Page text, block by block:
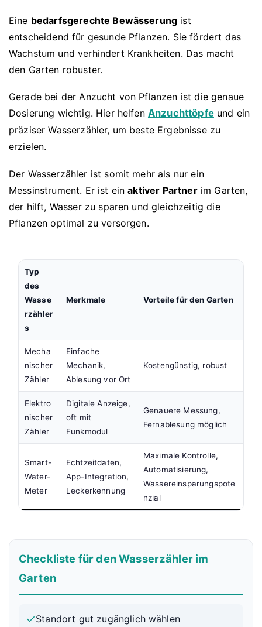
Eine bedarfsgerechte Bewässerung ist
entscheidend für gesunde Pflanzen. Sie fördert das
Wachstum und verhindert Krankheiten. Das macht
den Garten robuster.
Gerade bei der Anzucht von Pflanzen ist die genaue
Dosierung wichtig. Hier helfen Anzuchttöpfeund ein
präziser Wasserzähler, um beste Ergebnisse zu
erzielen.
Der Wasserzähler ist somit mehr als nur ein
Messinstrument. Er ist einaktiver Partnerim Garten,
der hilft, Wasser zu sparen und gleichzeitig die
Pflanzen optimal zu versorgen.
Typ
des
Wasse
rzähler
s
Merkmale Vorteile für den Garten
Mecha
nischer
Zähler
Einfache
Mechanik,
Ablesung vor Ort
Kostengünstig, robust
Elektro
nischer
Zähler
Digitale Anzeige,
oft mit
Funkmodul
Genauere Messung,
Fernablesung möglich
Smart-
Water-
Meter
Echtzeitdaten,
App-Integration,
Leckerkennung
Maximale Kontrolle,
Automatisierung,
Wassereinsparungspote
nzial
Checkliste für den Wasserzähler im
Garten
✓Standort gut zugänglich wählen